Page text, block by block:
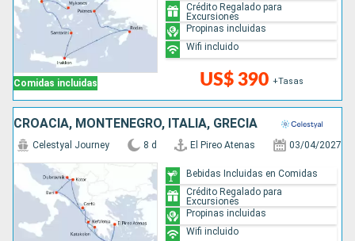
Comidas incluidas US$ 390 +Tasas
Crédito Regalado para
Excursiones
Propinas incluidas
Wifi incluido
CROACIA, MONTENEGRO, ITALIA, GRECIA
Celestyal Journey 8 d El Pireo Atenas 03/04/2027
Bebidas Incluidas en Comidas
Crédito Regalado para
Excursiones
Propinas incluidas
Wifi incluido